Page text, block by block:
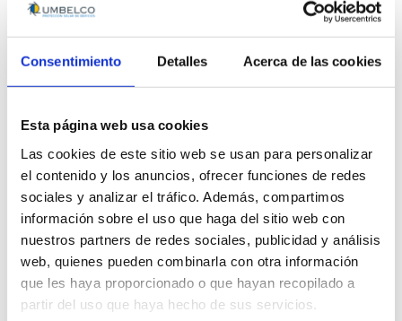
Consentimiento Detalles Acerca de las cookies
Esta página web usa cookies
Las cookies de este sitio web se usan para personalizar
el contenido y los anuncios, ofrecer funciones de redes
sociales y analizar el tráfico. Además, compartimos
información sobre el uso que haga del sitio web con
nuestros partners de redes sociales, publicidad y análisis
web, quienes pueden combinarla con otra información
que les haya proporcionado o que hayan recopilado a
partir del uso que haya hecho de sus servicios.
calidad que exigimos a nuestros
Actualización del 18 de diciembre de
2018: Por tercer año consecutivo,
Responsabilidad Social Corporativa y su
entorno, con la
obtención del sello
RSA 2109
Otro tipo de información